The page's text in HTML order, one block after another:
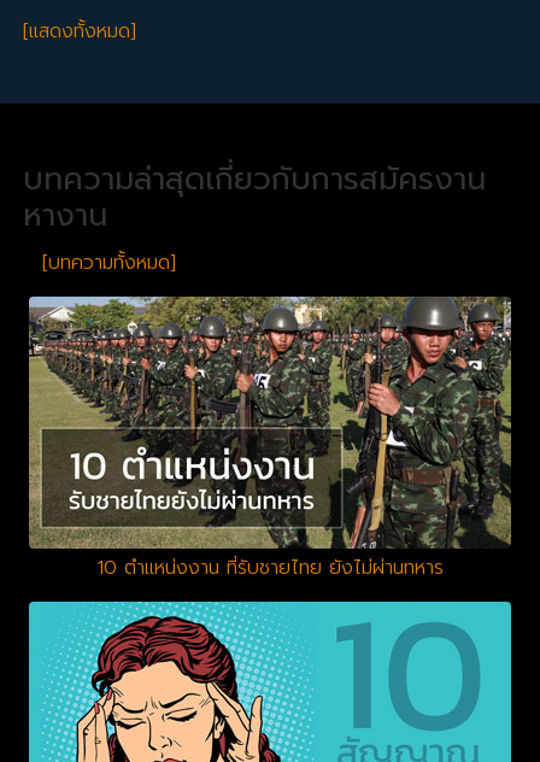
[แสดงทั้งหมด]
บทความล่าสุดเกี่ยวกับการสมัครงาน
หางาน
[บทความทั้งหมด]
10 ตำแหน่งงาน ที่รับชายไทย ยังไม่ผ่านทหาร